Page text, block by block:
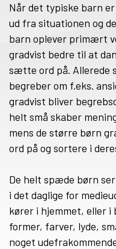
Når det typiske barn
ud fra situationen og
barn oplever primært
gradvist bedre til at
sætte ord på. Allerede
begreber om f.eks.
gradvist bliver
helt små skaber
mens de større børn
ord på og sortere i
De helt spæde børn
i det daglige for
kører i hjemmet, eller i
former, farver, lyde,
noget